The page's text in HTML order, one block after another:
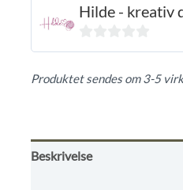
Hilde - kreativ
0
Produktet sendes om 3-5
Beskrivelse